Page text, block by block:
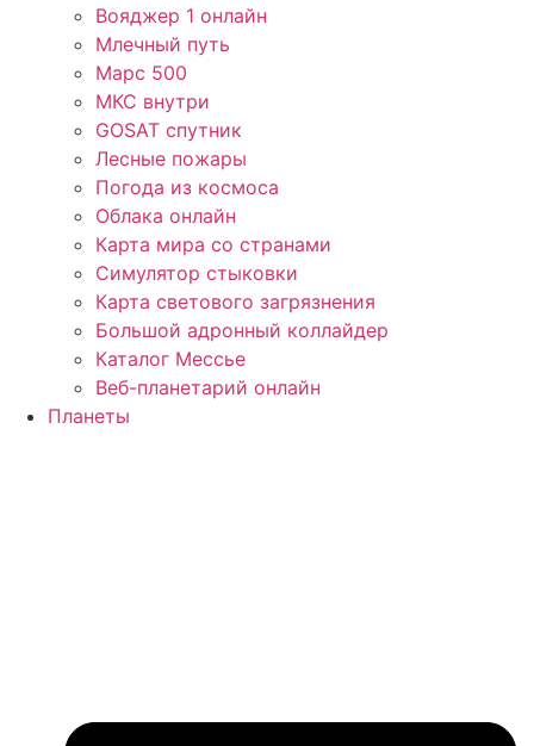
Вояджер 1 онлайн
Млечный путь
Марс 500
МКС внутри
GOSAT спутник
Лесные пожары
Погода из космоса
Облака онлайн
Карта мира со странами
Симулятор стыковки
Карта светового загрязнения
Большой адронный коллайдер
Каталог Мессье
Веб-планетарий онлайн
Планеты